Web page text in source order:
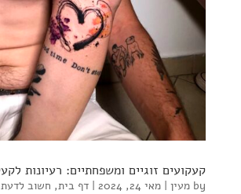
קעקועים זוגיים ומשפחתיים: רעיונות
by מעין| מאי 24, 2024 | דף בית, חשוב לדעת